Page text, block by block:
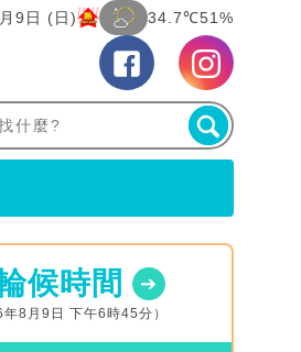
9日 (日) 34.7℃51%
候時間
8月9日 下午6時45分）